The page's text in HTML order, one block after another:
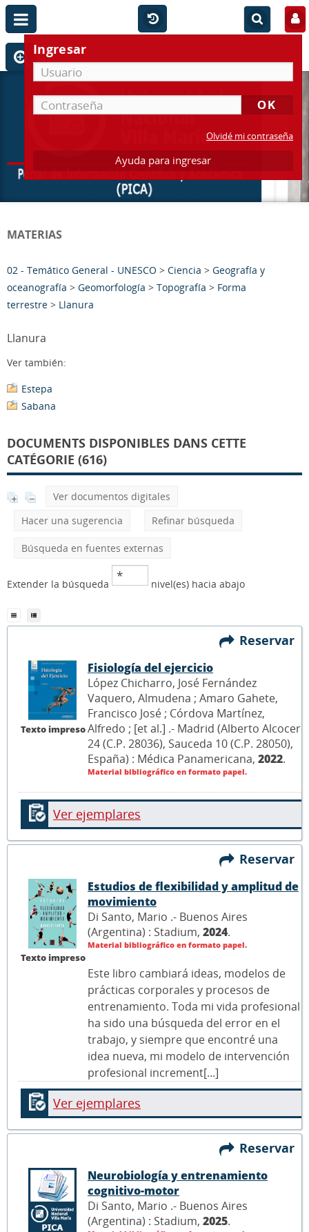
Ingresar
Olvidé mi contraseña
Ayuda para ingresar
MATERIAS
02 - Temático General - UNESCO > Ciencia > Geografía y
oceanografía > Geomorfología > Topografía > Forma
terrestre > Llanura
Llanura
Ver también:
Estepa
Sabana
DOCUMENTS DISPONIBLES DANS CETTE
CATÉGORIE (616)
Ver documentos digitales
Hacer una sugerencia
Refinar búsqueda
Búsqueda en fuentes externas
Extender la búsqueda nivel(es) hacia abajo
Reservar
Texto impreso
Fisiología del ejercicio
López Chicharro, José Fernández
Vaquero, Almudena ; Amaro Gahete,
Francisco José ; Córdova Martínez,
Alfredo ; [et al.] .- Madrid (Alberto Alcocer
24 (C.P. 28036), Sauceda 10 (C.P. 28050),
España) : Médica Panamericana, 2022.
Material bibliográfico en formato papel.
Ver ejemplares
Reservar
Texto impreso
Estudios de flexibilidad y amplitud de
movimiento
Di Santo, Mario .- Buenos Aires
(Argentina) : Stadium, 2024.
Material bibliográfico en formato papel.
Este libro cambiará ideas, modelos de
prácticas corporales y procesos de
entrenamiento. Toda mi vida profesional
ha sido una búsqueda del error en el
trabajo, y siempre que encontré una
idea nueva, mi modelo de intervención
profesional increment[...]
Ver ejemplares
Reservar
Neurobiología y entrenamiento
cognitivo-motor
Di Santo, Mario .- Buenos Aires
(Argentina) : Stadium, 2025.